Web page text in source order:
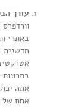
עורך
באתרי
חדשנית
אתה
אחת של